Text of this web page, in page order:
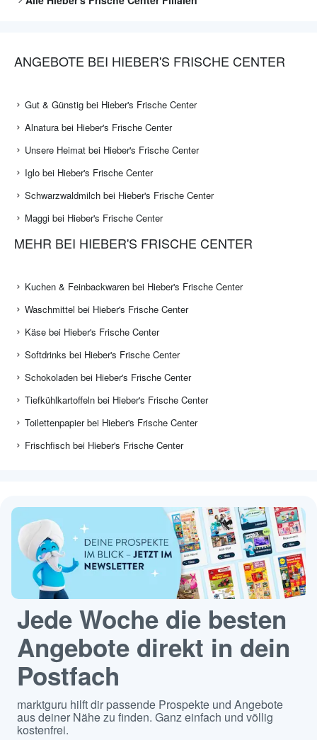
ANGEBOTE BEI HIEBER'S FRISCHE CENTER
Gut & Günstig bei Hieber's Frische Center
Alnatura bei Hieber's Frische Center
Unsere Heimat bei Hieber's Frische Center
Iglo bei Hieber's Frische Center
Schwarzwaldmilch bei Hieber's Frische Center
Maggi bei Hieber's Frische Center
MEHR BEI HIEBER'S FRISCHE CENTER
Kuchen & Feinbackwaren bei Hieber's Frische Center
Waschmittel bei Hieber's Frische Center
Käse bei Hieber's Frische Center
Softdrinks bei Hieber's Frische Center
Schokoladen bei Hieber's Frische Center
Tiefkühlkartoffeln bei Hieber's Frische Center
Toilettenpapier bei Hieber's Frische Center
Frischfisch bei Hieber's Frische Center
Jede Woche die besten
Angebote direkt in dein
Postfach
marktguru hilft dir passende Prospekte und Angebote
aus deiner Nähe zu finden. Ganz einfach und völlig
kostenfrei.